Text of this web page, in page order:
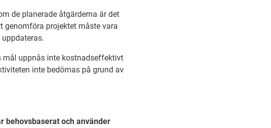
de planerade åtgärderna är det
genomföra projektet måste vara
uppnås inte kostnadseffektivt
inte bedömas på grund av
behovsbaserat och använder